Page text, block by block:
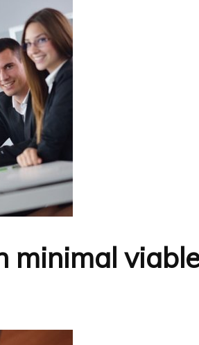
minimal